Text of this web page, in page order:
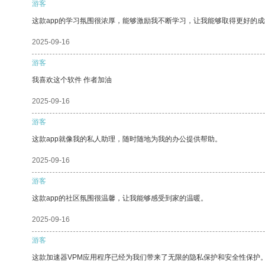
游客
这款app的学习氛围很浓厚，能够激励我不断学习，让我能够取得更好的
2025-09-16
游客
我喜欢这个软件 作者加油
2025-09-16
游客
这款app就像我的私人助理，随时随地为我的办公提供帮助。
2025-09-16
游客
这款app的社区氛围很温馨，让我能够感受到家的温暖。
2025-09-16
游客
这款加速器VPM应用程序已经为我们带来了无限的隐私保护和安全性保护